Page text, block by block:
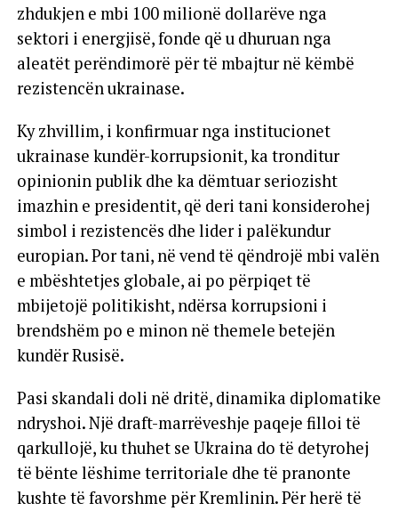
zhdukjen e mbi 100 milionë dollarëve nga
sektori i energjisë, fonde që u dhuruan nga
aleatët perëndimorë për të mbajtur në këmbë
rezistencën ukrainase.
Ky zhvillim, i konfirmuar nga institucionet
ukrainase kundër-korrupsionit, ka tronditur
opinionin publik dhe ka dëmtuar seriozisht
imazhin e presidentit, që deri tani konsiderohej
simbol i rezistencës dhe lider i palëkundur
europian. Por tani, në vend të qëndrojë mbi valën
e mbështetjes globale, ai po përpiqet të
mbijetojë politikisht, ndërsa korrupsioni i
brendshëm po e minon në themele betejën
kundër Rusisë.
Pasi skandali doli në dritë, dinamika diplomatike
ndryshoi. Një draft-marrëveshje paqeje filloi të
qarkullojë, ku thuhet se Ukraina do të detyrohej
të bënte lëshime territoriale dhe të pranonte
kushte të favorshme për Kremlinin. Për herë të